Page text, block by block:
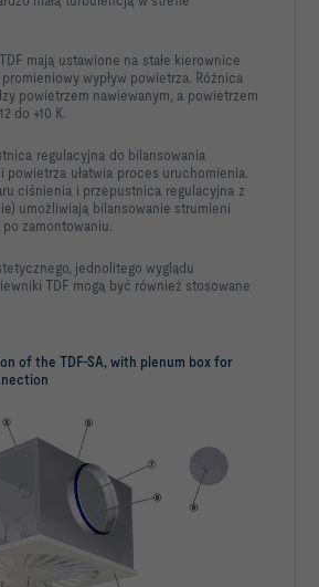
of the TDF-SA, with plenum box for
mają ustawione na stałe kierownice
wypływ powietrza. Różnica
powietrzem nawiewanym, a powietrzem
do +10 K.
regulacyjna do bilansowania
ułatwia proces uruchomienia.
ciśnienia i przepustnica regulacyjna z
umożliwiają bilansowanie strumieni
zamontowaniu.
jednolitego wyglądu
TDF mogą być również stosowane